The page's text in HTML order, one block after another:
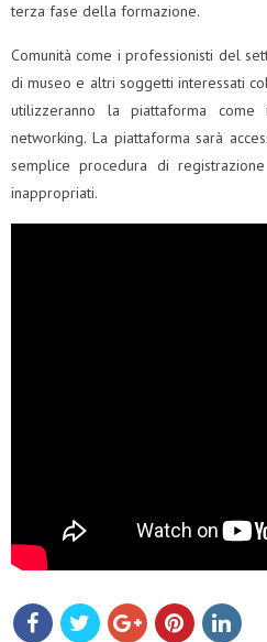
terza fase della formazione.
Comunità come i professionisti del
di museo e altri soggetti interessati
utilizzeranno la piattaforma
networking. La piattaforma sarà
semplice procedura di
inappropriati.